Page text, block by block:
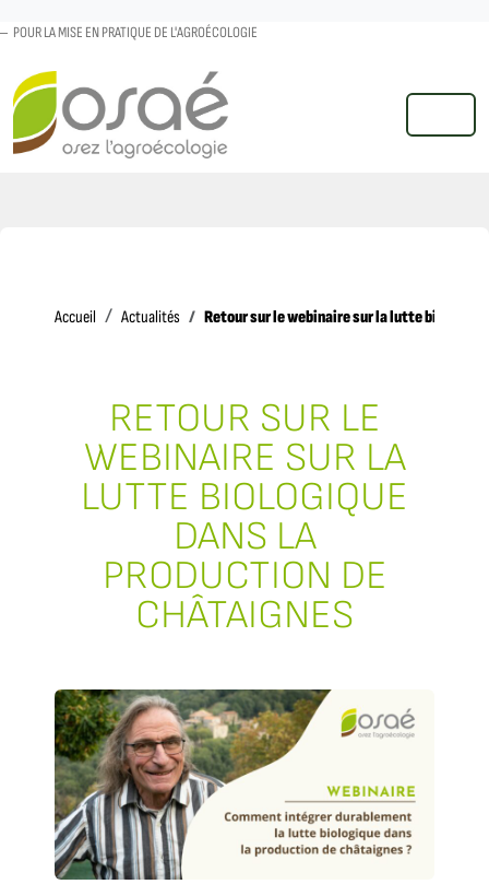
POUR LA MISE EN PRATIQUE DE L'AGROÉCOLOGIE
MENU
Accueil AccueilActualités Retour sur le webinaire sur la lutte
RETOUR SUR LE
WEBINAIRE SUR LA
LUTTE BIOLOGIQUE
DANS LA
PRODUCTION DE
CHÂTAIGNES